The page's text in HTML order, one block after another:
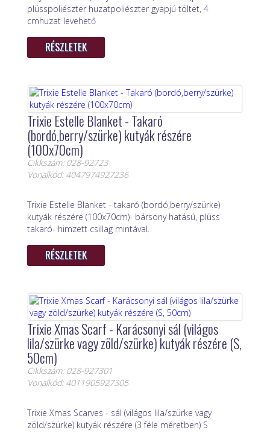
plüsspoliészter huzatpoliészter gyapjú töltet, 4
cmhuzat levehető
RÉSZLETEK
Trixie Estelle Blanket - Takaró
(bordó,berry/szürke) kutyák részére
(100x70cm)
Cikkszám: 028-92723
Vonalkód: 4047974927236
Trixie Estelle Blanket - takaró (bordó,berry/szürke)
kutyák részére (100x70cm)- bársony hatású, plüss
takaró- himzett csillag mintával.
RÉSZLETEK
Trixie Xmas Scarf - Karácsonyi sál (világos
lila/szürke vagy zöld/szürke) kutyák részére (S,
50cm)
Cikkszám: 028-927301
Vonalkód: 4011905927305
Trixie Xmas Scarves - sál (világos lila/szürke vagy
zöld/szürke) kutyák részére (3 féle méretben) S